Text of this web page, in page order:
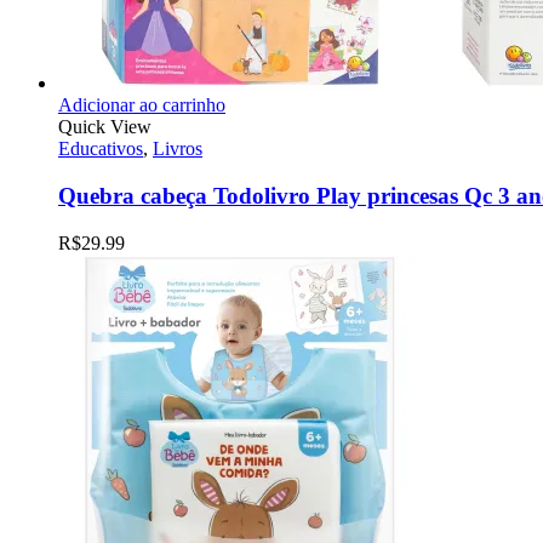
Adicionar ao carrinho
Quick View
Educativos, Livros
Quebra cabeça Todolivro Play princesas Qc 3
R$29.99